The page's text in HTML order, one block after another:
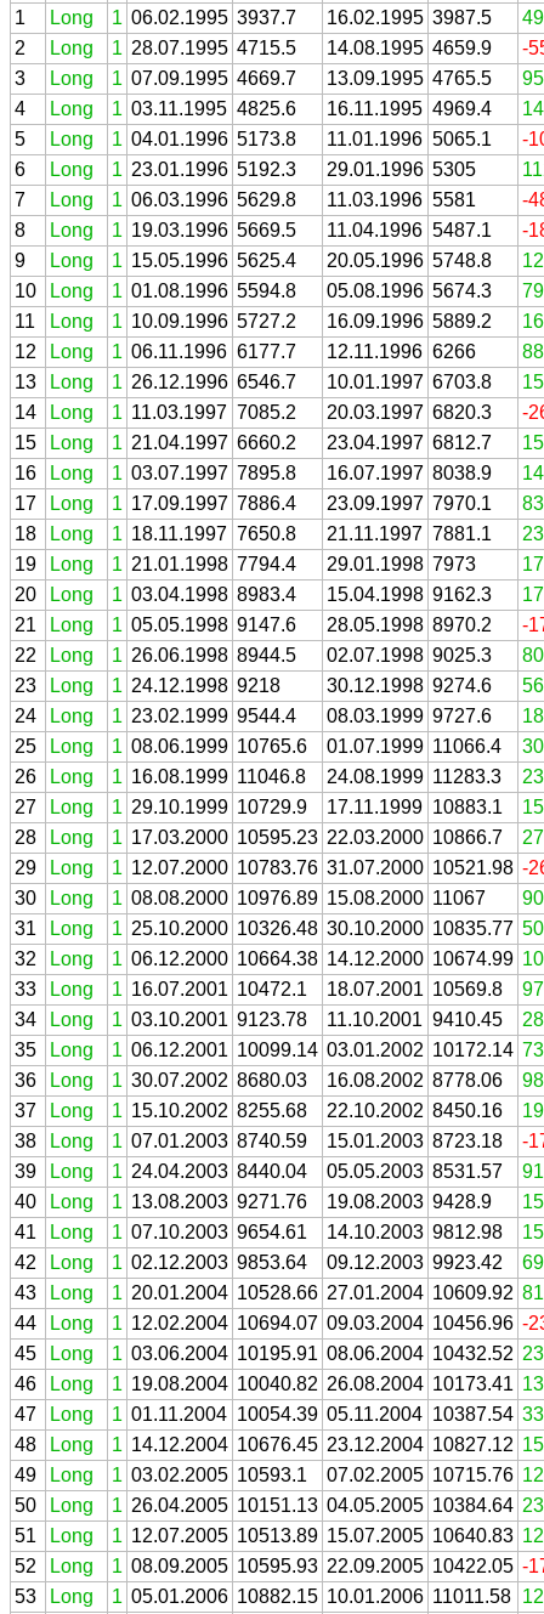
1
Long 1 06.02.1995 3937.7 16.02.1995 3987.5
2
Long 1 28.07.1995 4715.5 14.08.1995 4659.9
-
3
Long 1 07.09.1995 4669.7 13.09.1995 4765.5
4
Long 1 03.11.1995 4825.6 16.11.1995 4969.4
5
Long 1 04.01.1996 5173.8 11.01.1996 5065.1
-
6
Long 1 23.01.1996 5192.3 29.01.1996 5305
7
Long 1 06.03.1996 5629.8 11.03.1996 5581
-
8
Long 1 19.03.1996 5669.5 11.04.1996 5487.1
-
9
Long 1 15.05.1996 5625.4 20.05.1996 5748.8
10
Long 1 01.08.1996 5594.8 05.08.1996 5674.3
11
Long 1 10.09.1996 5727.2 16.09.1996 5889.2
12
Long 1 06.11.1996 6177.7 12.11.1996 6266
13
Long 1 26.12.1996 6546.7 10.01.1997 6703.8
14
Long 1 11.03.1997 7085.2 20.03.1997 6820.3
-
15
Long 1 21.04.1997 6660.2 23.04.1997 6812.7
16
Long 1 03.07.1997 7895.8 16.07.1997 8038.9
17
Long 1 17.09.1997 7886.4 23.09.1997 7970.1
18
Long 1 18.11.1997 7650.8 21.11.1997 7881.1
19
Long 1 21.01.1998 7794.4 29.01.1998 7973
20
Long 1 03.04.1998 8983.4 15.04.1998 9162.3
21
Long 1 05.05.1998 9147.6 28.05.1998 8970.2
-
22
Long 1 26.06.1998 8944.5 02.07.1998 9025.3
23
Long 1 24.12.1998 9218 30.12.1998 9274.6
24
Long 1 23.02.1999 9544.4 08.03.1999 9727.6
25
Long 1 08.06.1999 10765.6 01.07.1999 11066.4
26
Long 1 16.08.1999 11046.8 24.08.1999 11283.3
27
Long 1 29.10.1999 10729.9 17.11.1999 10883.1
28
Long 1 17.03.2000 10595.23 22.03.2000 10866.7
29
Long 1 12.07.2000 10783.76 31.07.2000 10521.98 -
30
Long 1 08.08.2000 10976.89 15.08.2000 11067
31
Long 1 25.10.2000 10326.48 30.10.2000 10835.77
32
Long 1 06.12.2000 10664.38 14.12.2000 10674.99
33
Long 1 16.07.2001 10472.1 18.07.2001 10569.8
34
Long 1 03.10.2001 9123.78 11.10.2001 9410.45
35
Long 1 06.12.2001 10099.14 03.01.2002 10172.14
36
Long 1 30.07.2002 8680.03 16.08.2002 8778.06
37
Long 1 15.10.2002 8255.68 22.10.2002 8450.16
38
Long 1 07.01.2003 8740.59 15.01.2003 8723.18
-
39
Long 1 24.04.2003 8440.04 05.05.2003 8531.57
40
Long 1 13.08.2003 9271.76 19.08.2003 9428.9
41
Long 1 07.10.2003 9654.61 14.10.2003 9812.98
42
Long 1 02.12.2003 9853.64 09.12.2003 9923.42
43
Long 1 20.01.2004 10528.66 27.01.2004 10609.92
44
Long 1 12.02.2004 10694.07 09.03.2004 10456.96 -
45
Long 1 03.06.2004 10195.91 08.06.2004 10432.52
46
Long 1 19.08.2004 10040.82 26.08.2004 10173.41
47
Long 1 01.11.2004 10054.39 05.11.2004 10387.54
48
Long 1 14.12.2004 10676.45 23.12.2004 10827.12
49
Long 1 03.02.2005 10593.1 07.02.2005 10715.76
50
Long 1 26.04.2005 10151.13 04.05.2005 10384.64
51
Long 1 12.07.2005 10513.89 15.07.2005 10640.83
52
Long 1 08.09.2005 10595.93 22.09.2005 10422.05 -
53
Long 1 05.01.2006 10882.15 10.01.2006 11011.58